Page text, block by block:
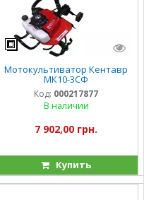
Мотокультиватор Кентавр
МК10-3CФ
Код: 000217877
В наличии
7 902,00 грн.
Купить